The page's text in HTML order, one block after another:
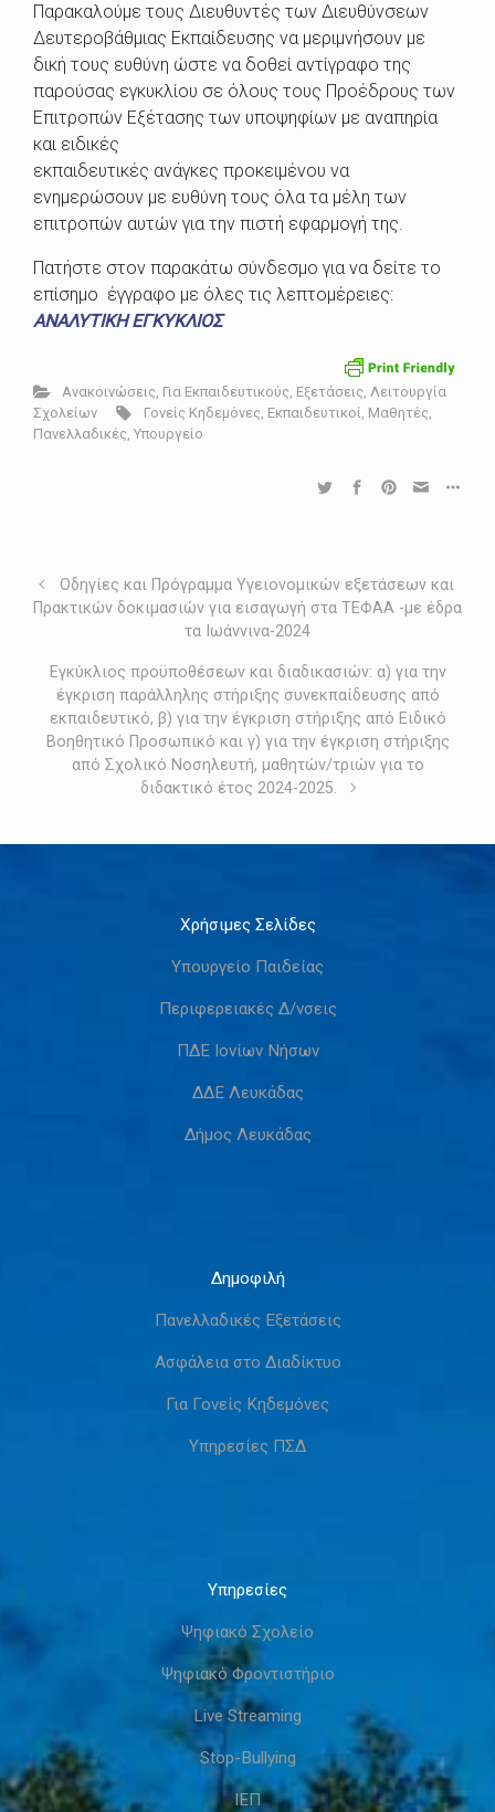
Παρακαλούμε τους Διευθυντές των Διευθύνσεων
Δευτεροβάθμιας Εκπαίδευσης να μεριμνήσουν με
δική τους ευθύνη ώστε να δοθεί αντίγραφο της
παρούσας εγκυκλίου σε όλους τους Προέδρους των
Επιτροπών Εξέτασης των υποψηφίων με αναπηρία
και ειδικές
εκπαιδευτικές ανάγκες προκειμένου να
ενημερώσουν με ευθύνη τους όλα τα μέλη των
επιτροπών αυτών για την πιστή εφαρμογή της.
Πατήστε στον παρακάτω σύνδεσμο για να δείτε το
επίσημο έγγραφο με όλες τις λεπτομέρειες:
ΑΝΑΛΥΤΙΚΗ ΕΓΚΥΚΛΙΟΣ
Ανακοινώσεις Για Εκπαιδευτικούς Εξετάσεις Λειτουργία
Σχολείων
Γονείς Κηδεμόνες Εκπαιδευτικοί Μαθητές
Πανελλαδικές Υπουργείο
Οδηγίες και Πρόγραμμα Υγειονομικών εξετάσεων και
Πρακτικών δοκιμασιών για εισαγωγή στα ΤΕΦΑΑ -με έδρα
τα Ιωάννινα-2024
Εγκύκλιος προϋποθέσεων και διαδικασιών: α) για την
έγκριση παράλληλης στήριξης συνεκπαίδευσης από
εκπαιδευτικό, β) για την έγκριση στήριξης από Ειδικό
Βοηθητικό Προσωπικό και γ) για την έγκριση στήριξης
από Σχολικό Νοσηλευτή, μαθητών/τριών για το
διδακτικό έτος 2024-2025.
Χρήσιμες Σελίδες
Υπουργείο Παιδείας
Περιφερειακές Δ/νσεις
ΠΔΕ Ιονίων Νήσων
ΔΔΕ Λευκάδας
Δήμος Λευκάδας
Δημοφιλή
Πανελλαδικές Εξετάσεις
Ασφάλεια στο Διαδίκτυο
Για Γονείς Κηδεμόνες
Υπηρεσίες ΠΣΔ
Υπηρεσίες
Ψηφιακό Σχολείο
Ψηφιακό Φροντιστήριο
Live Streaming
Stop-Bullying
ΙΕΠ